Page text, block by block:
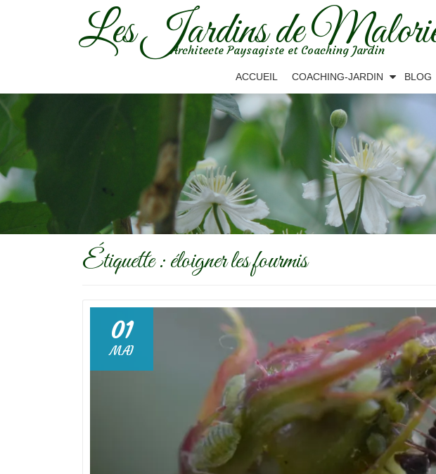
Les Jardins de
Architecte Paysagiste et Coaching Jardin
ACCUEIL COACHING-JARDIN BLOG
Étiquette :éloigner les fourmis
01
MAI